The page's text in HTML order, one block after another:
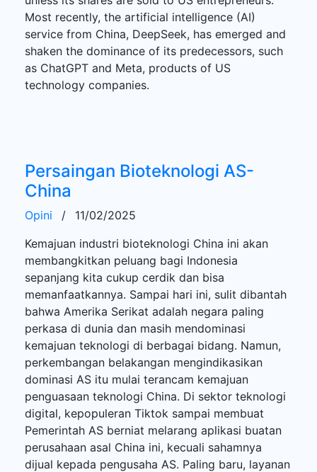
Most recently, the artificial intelligence (AI)
service from China, DeepSeek, has emerged and
shaken the dominance of its predecessors, such
as ChatGPT and Meta, products of US
technology companies.
Persaingan Bioteknologi AS-
China
Opini /
11/02/2025
Kemajuan industri bioteknologi China ini akan
membangkitkan peluang bagi Indonesia
sepanjang kita cukup cerdik dan bisa
memanfaatkannya. Sampai hari ini, sulit dibantah
bahwa Amerika Serikat adalah negara paling
perkasa di dunia dan masih mendominasi
kemajuan teknologi di berbagai bidang. Namun,
perkembangan belakangan mengindikasikan
dominasi AS itu mulai terancam kemajuan
penguasaan teknologi China. Di sektor teknologi
digital, kepopuleran Tiktok sampai membuat
Pemerintah AS berniat melarang aplikasi buatan
perusahaan asal China ini, kecuali sahamnya
dijual kepada pengusaha AS. Paling baru, layanan